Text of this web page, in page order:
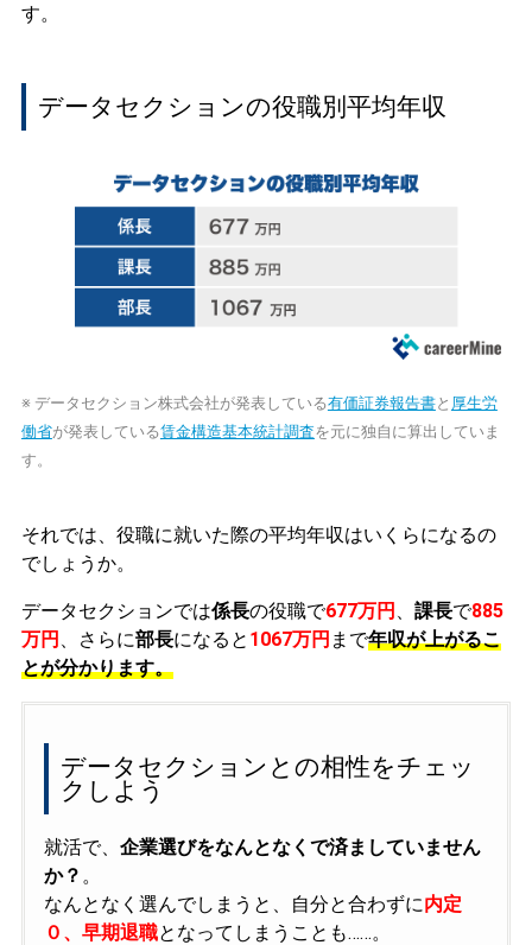
す。
データセクションの役職別平均年収
※ データセクション株式会社が発表している有価証券報告書と 厚生労
働省が発表している賃金構造基本統計調査を元に独自に算出していま
す。
それでは、役職に就いた際の平均年収はいくらになるの
でしょうか。
データセクションでは係長の役職で677万円 課長で885
万円
、さらに部長になると 1067万円 まで年収が上がるこ
とが分かります。
データセクションとの相性をチェッ
クしよう
就活で、 企業選びをなんとなくで済ましていません
か？ 。
なんとなく選んでしまうと、自分と合わずに内定
０、早期退職となってしまうことも……。